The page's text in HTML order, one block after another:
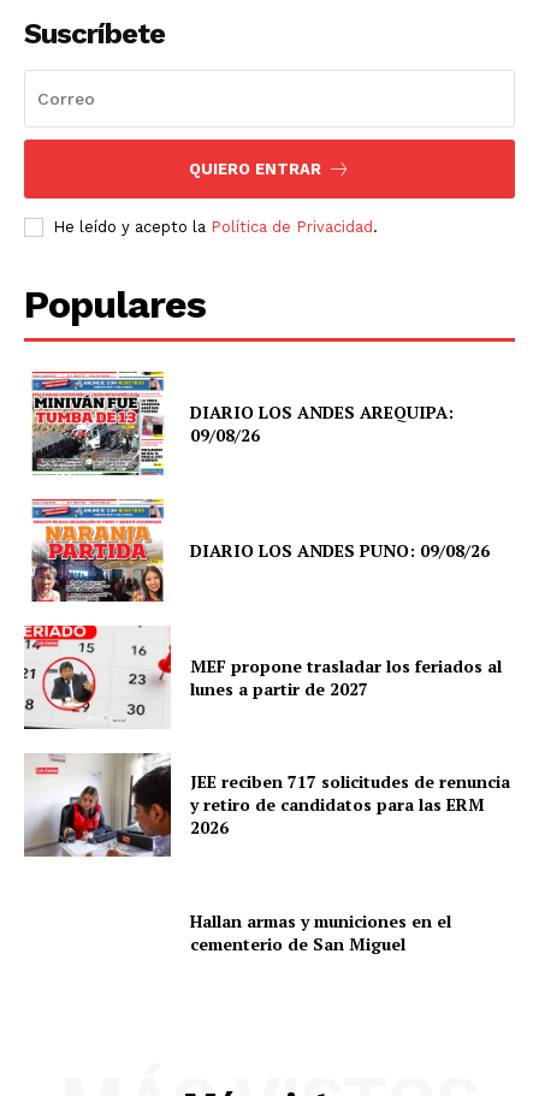
Suscríbete
QUIERO ENTRAR
He leído y acepto la Política de Privacidad .
Populares
DIARIO LOS ANDES AREQUIPA:
09/08/26
DIARIO LOS ANDES PUNO: 09/08/26
MEF propone trasladar los feriados al
lunes a partir de 2027
JEE reciben 717 solicitudes de renuncia
y retiro de candidatos para las ERM
2026
Hallan armas y municiones en el
cementerio de San Miguel